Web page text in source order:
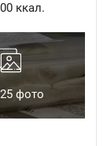
ккал.
фото